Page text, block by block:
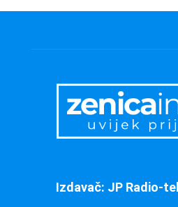
Izdavač: JP Radio-